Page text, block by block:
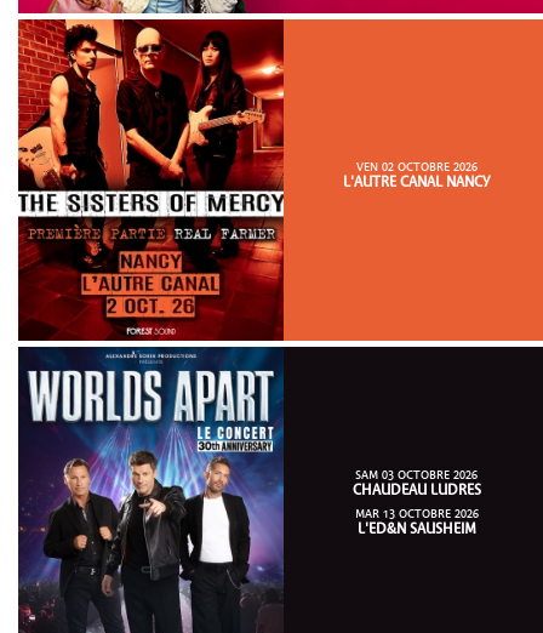
VEN 02 OCTOBRE 2026
L'AUTRE CANAL NANCY
SAM 03 OCTOBRE 2026
CHAUDEAU LUDRES
MAR 13 OCTOBRE 2026
L'ED&N SAUSHEIM